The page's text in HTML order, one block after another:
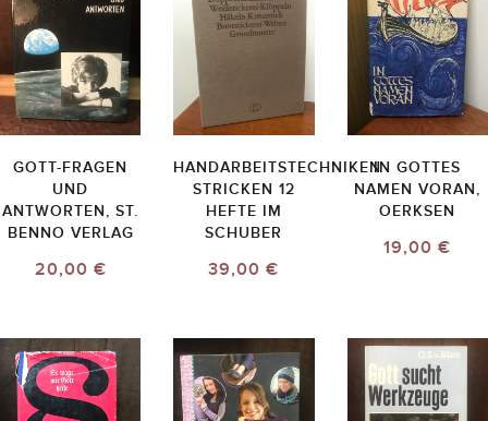
GOTT-FRAGEN
UND
ANTWORTEN, ST.
BENNO VERLAG
20,00 €
HANDARBEITSTECHNIKEN
STRICKEN 12
HEFTE IM
SCHUBER
39,00 €
IN GOTTES
NAMEN VORAN,
OERKSEN
19,00 €